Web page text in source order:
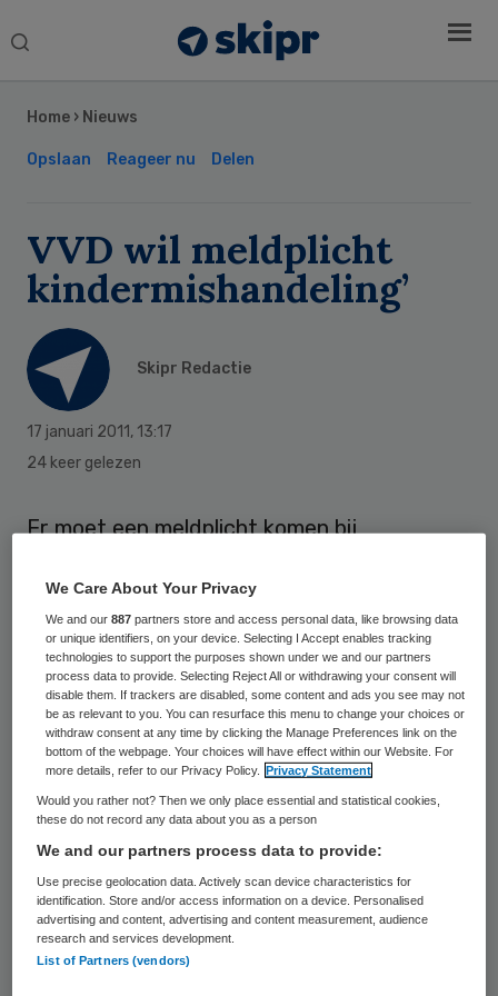
Search
Home › Nieuws
Opslaan Reageer nu Delen
VVD wil meldplicht
kindermishandeling’
Skipr Redactie
17 januari 2011, 13:17
24 keer gelezen
Er moet een meldplicht komen bij
een Kamermeerderheid van VVD, PvdA en
PVV. Zorgprofessionals als artsen,
crèchepersoneel en maatschappelijk
werkers laten te vaak na melding te maken
van kinderen met opvallende blauwe
plekken of botbreuken. “Zo zal een crèche
nu wel oppassen voor ze melding doet,
vanwege de relatie met de ouders van het
kind”, zegt VVD-Kamerlid Brigitte van der
Burg in De Telegraaf.
Meldingen
Sidebar
We Care About Your Privacy
We and our887 partners store and access personal data, like browsing data
or unique identifiers, on your device. Selecting I Accept enables tracking
technologies to support the purposes shown under we and our partners
process data to provide. Selecting Reject All or withdrawing your consent will
disable them. If trackers are disabled, some content and ads you see may not
be as relevant to you. You can resurface this menu to change your choices or
withdraw consent at any time by clicking the Manage Preferences link on the
bottom of the webpage. Your choices will have effect within our Website. For
more details, refer to our Privacy Policy.
Privacy Statement
Would you rather not? Then we only place essential and statistical cookies,
these do not record any data about you as a person
We and our partners process data to provide:
Use precise geolocation data. Actively scan device characteristics for
identification. Store and/or access information on a device. Personalised
advertising and content, advertising and content measurement, audience
research and services development.
List of Partners (vendors)